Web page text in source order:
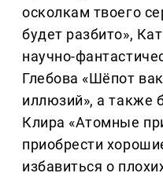
осколкам твоего
будет разбито»,
научно-
Глебова «Шёпот
иллюзий», а также
Клира «Атомные
приобрести
избавиться о